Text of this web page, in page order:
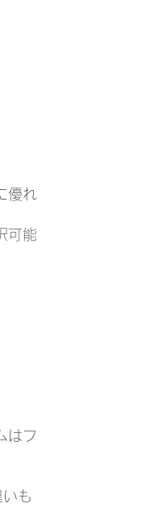
優れ
可能
はフ
も